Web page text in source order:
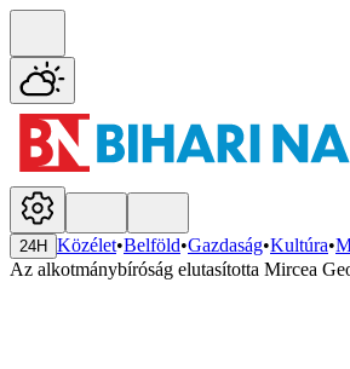
24H Közélet•Belföld•Gazdaság•Kultúra•
Az alkotmánybíróság elutasította Mircea